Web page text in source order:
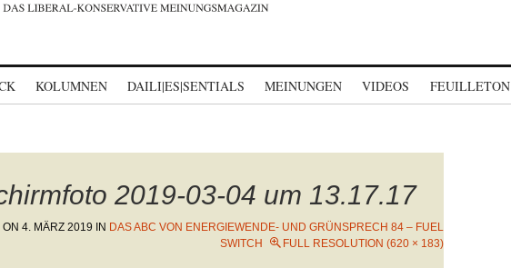
KOLUMNEN DAILI|ES|SENTIALS MEINUNGEN VIDEOS FEUILLETON
2019-03-04 um 13.17.17
4. MÄRZ 2019 IN DAS ABC VON ENERGIEWENDE- UND GRÜNSPRECH 84 – FUEL
SWITCH
FULL RESOLUTION (620 × 183)